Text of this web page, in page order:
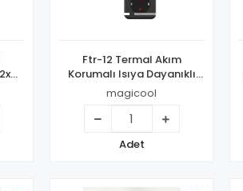
Ftr-12 Termal Akım
Korumalı Isıya Dayanıklı
3’lü Priz 3x Usb 1x Type-c
magicool
Adet